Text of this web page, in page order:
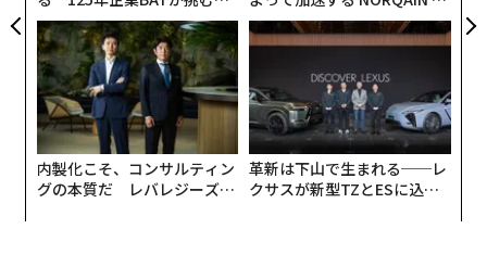
モークレスな未来
PAN 特別座談会
内製化こそ、コンサルティン
グの本質だ レバレジーズが
革新は下山で生まれる──レ
クサスが新型TZとESに込め